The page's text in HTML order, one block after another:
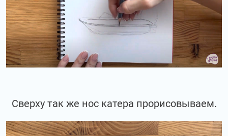
Сверху так же нос катера прорисовываем.